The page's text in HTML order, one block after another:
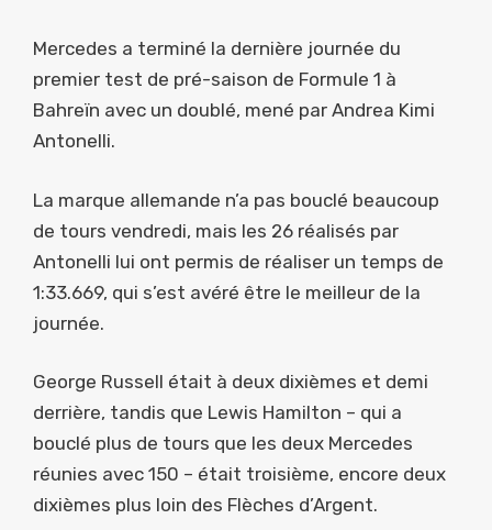
Mercedes a terminé la dernière journée du
premier test de pré-saison de Formule 1 à
Bahreïn avec un doublé, mené par Andrea Kimi
Antonelli.
La marque allemande n’a pas bouclé beaucoup
de tours vendredi, mais les 26 réalisés par
Antonelli lui ont permis de réaliser un temps de
1:33.669, qui s’est avéré être le meilleur de la
journée.
George Russell était à deux dixièmes et demi
derrière, tandis que Lewis Hamilton – qui a
bouclé plus de tours que les deux Mercedes
réunies avec 150 – était troisième, encore deux
dixièmes plus loin des Flèches d’Argent.